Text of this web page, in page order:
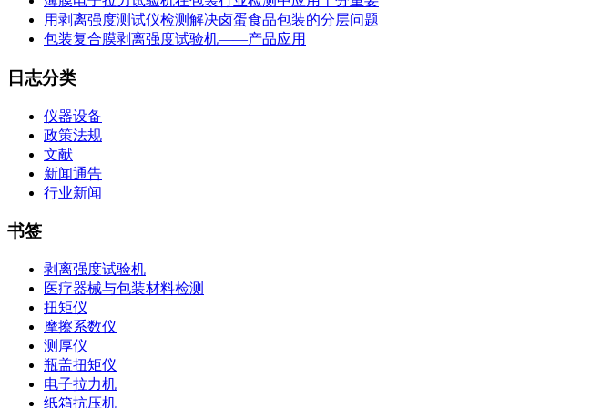
用剥离强度测试仪检测解决卤蛋食品包装的分层问题
包装复合膜剥离强度试验机——产品应用
日志分类
仪器设备
政策法规
文献
新闻通告
行业新闻
书签
剥离强度试验机
医疗器械与包装材料检测
扭矩仪
摩擦系数仪
测厚仪
瓶盖扭矩仪
电子拉力机
纸箱抗压机